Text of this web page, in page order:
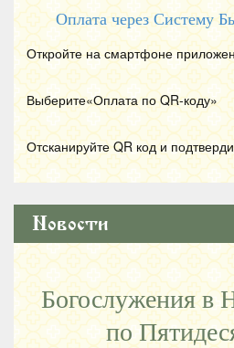
Оплата через Систему
Откройте на смартфоне
Выберите«Оплата по QR-коду»
Отсканируйте QR код и
Новости
Богослужения в
по